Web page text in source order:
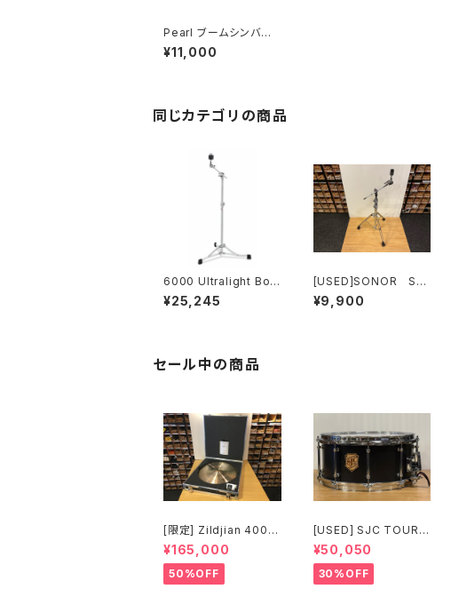
Pearl ブームシンバル
スタンド BC-830
¥11,000
同じカテゴリの商品
6000 Ultralight Boo
m Cymbal Stand D
WCP6700UL
¥25,245
[USED]SONOR SN
-MBS4000 ブームシ
ンバル スタンド
¥9,900
セール中の商品
[限定] Zildjian 400th
Anniversary Limited
Edition Vault Cymba
ls Vintage A Ride 2
0" 1697g No.80 /20
¥165,000
50%OFF
[USED] SJC TOUR S
ERIES SNARE 14 × 6.
5 マットブラック
¥50,050
30%OFF